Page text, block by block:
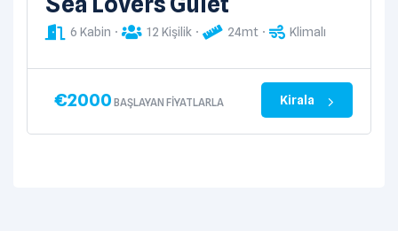
6 Kabin 12 Kişilik 24mt Klimalı
€2000 BAŞLAYAN FIYATLARLA Kirala